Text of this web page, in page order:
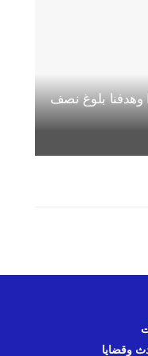
وهدفنا بلوغ نصف
وقضايا